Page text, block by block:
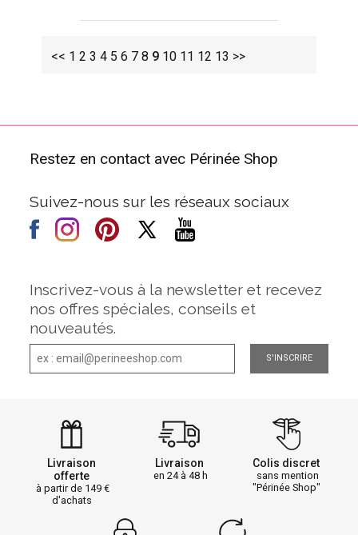
<< 1 2 3 4 5 6 7 8 9 10 11 12 13 >>
Restez en contact avec Périnée Shop
Suivez-nous sur les réseaux sociaux
Inscrivez-vous à la newsletter et recevez
nos offres spéciales, conseils et
nouveautés.
S'INSCRIRE
Livraison
offerte
à partir de 149
d'achats
Livraison
en 24 à 48 h
Colis discret
sans mention
"Périnée Shop"